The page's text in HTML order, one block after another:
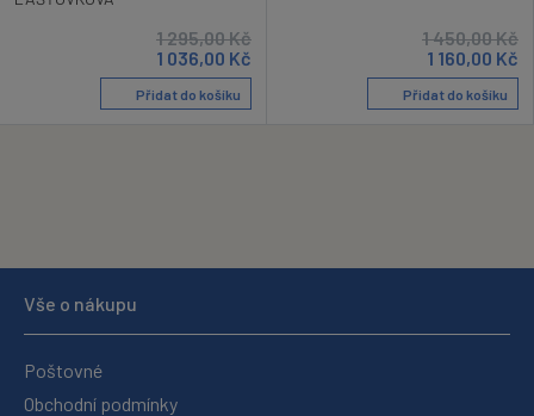
1 295,00Kč
1 036,00 Kč
Přidat do košíku
1 450,00Kč
1 160,00 Kč
Přidat do košíku
Vše o nákupu
Poštovné
Obchodní podmínky